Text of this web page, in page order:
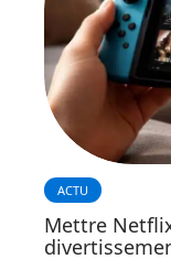
ACTU
Mettre